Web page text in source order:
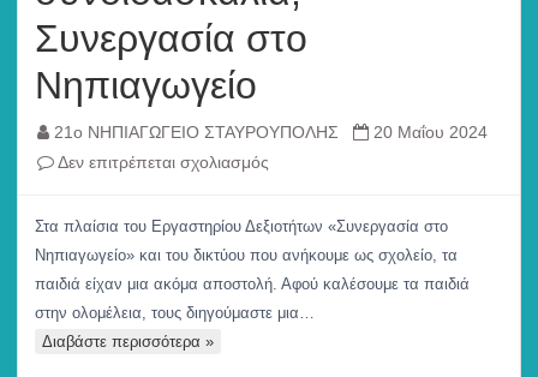
Συνεργασία στο
Νηπιαγωγείο
21ο ΝΗΠΙΑΓΩΓΕΙΟ ΣΤΑΥΡΟΥΠΟΛΗΣ
20 Μαΐου 2024
Δεν επιτρέπεται σχολιασμός
Συνεργασία
στο
Νηπιαγωγείο
Στα πλαίσια του Εργαστηρίου Δεξιοτήτων «Συνεργασία στο
Νηπιαγωγείο» και του δικτύου που ανήκουμε ως σχολείο, τα
παιδιά είχαν μια ακόμα αποστολή. Αφού καλέσουμε τα παιδιά
στην ολομέλεια, τους διηγούμαστε μια…
Διαβάστε περισσότερα »